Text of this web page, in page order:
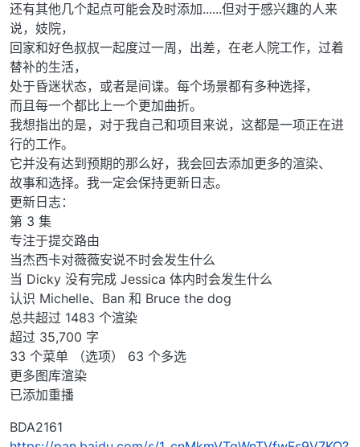
还有其他几个起点可能会及时添加......但对于感兴趣的人来
说，妓院，
回家和好色叔叔一起度过一周，出差，在老人院工作，过着
替补的生活，
处于昏迷状态，或者是间谍。每个场景都有多种选择，
而且每一个都比上一个更加曲折。
我想指出的是，对于我自己和项目来说，这都是一项正在进
行的工作。
它并没有达到预期的那么好，我会回去添加更多的渲染、
故事和选择。我一定会保持更新日志。
更新日志：
第 3 集
专注于提交路由
当杰西卡对薇薇安说不时会发生什么
当 Dicky 没有完成 Jessica 体内时会发生什么
认识 Michelle、Ban 和 Bruce the dog
总共超过 1483 个渲染
超过 35,700 字
33 个菜单 （选项） 63 个多选
更多图库渲染
已添加重播
BDA2161